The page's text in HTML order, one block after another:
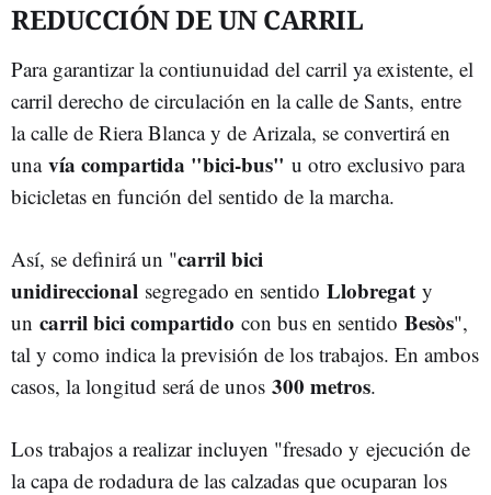
REDUCCIÓN DE UN CARRIL
Para garantizar la contiunuidad del carril ya existente, el
carril derecho de circulación en la calle de Sants, entre
la calle de Riera Blanca y de Arizala, se convertirá en
una vía compartida "bici-bus" u otro exclusivo para
bicicletas en función del sentido de la marcha.
Así, se definirá un "carril bici
unidireccional segregado en sentido Llobregat y
un carril bici compartido con bus en sentido Besòs",
tal y como indica la previsión de los trabajos. En ambos
casos, la longitud será de unos 300 metros.
Los trabajos a realizar incluyen "fresado y ejecución de
la capa de rodadura de las calzadas que ocuparan los